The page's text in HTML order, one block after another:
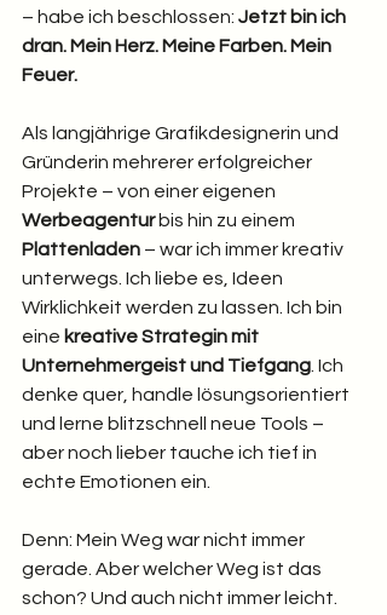
– habe ich beschlossen: Jetzt bin ich
dran. Mein Herz. Meine Farben. Mein
Feuer.
Als langjährige Grafikdesignerin und
Gründerin mehrerer erfolgreicher
Projekte – von einer eigenen
Werbeagentur bis hin zu einem
Plattenladen – war ich immer kreativ
unterwegs. Ich liebe es, Ideen
Wirklichkeit werden zu lassen. Ich bin
eine kreative Strategin mit
Unternehmergeist und Tiefgang . Ich
denke quer, handle lösungsorientiert
und lerne blitzschnell neue Tools –
aber noch lieber tauche ich tief in
echte Emotionen ein.
Denn: Mein Weg war nicht immer
gerade. Aber welcher Weg ist das
schon? Und auch nicht immer leicht.